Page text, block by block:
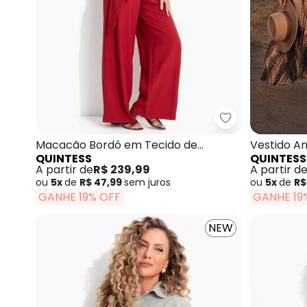
Quintess -
Macacão Bordô em Tecido de
Alfaiataria
QUINTESS
A partir deR$ 239,99
ou 5xde R$ 47,99sem juros
GANHE 19% OFF
Vestido
QUINTESS
A partir de
ou 5xde
GANHE
NEW